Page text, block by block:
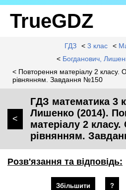
TrueGDZ
ГДЗ < 3 клас <
< Богданович,
< Повторення матеріалу 2 класу.
рівнянням. Завдання №150
<
ГДЗ математика 3
Лишенко (2014).
матеріалу 2
рівнянням.
Розв'язання та відповідь:
Збільшити ?